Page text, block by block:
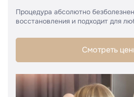
Процедура абсолютно
восстановления и подходит для
Смотреть